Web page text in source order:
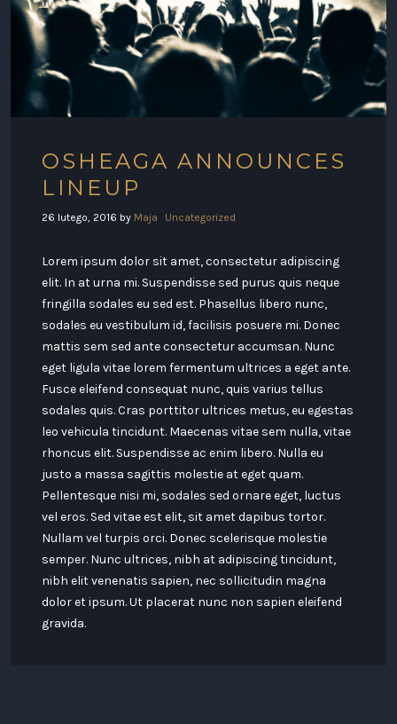
OSHEAGA ANNOUNCES
LINEUP
26 lutego, 2016 by Maja Uncategorized
Lorem ipsum dolor sit amet, consectetur adipiscing
elit. In at urna mi. Suspendisse sed purus quis neque
fringilla sodales eu sed est. Phasellus libero nunc,
sodales eu vestibulum id, facilisis posuere mi. Donec
mattis sem sed ante consectetur accumsan. Nunc
eget ligula vitae lorem fermentum ultrices a eget ante.
Fusce eleifend consequat nunc, quis varius tellus
sodales quis. Cras porttitor ultrices metus, eu egestas
leo vehicula tincidunt. Maecenas vitae sem nulla, vitae
rhoncus elit. Suspendisse ac enim libero. Nulla eu
justo a massa sagittis molestie at eget quam.
Pellentesque nisi mi, sodales sed ornare eget, luctus
vel eros. Sed vitae est elit, sit amet dapibus tortor.
Nullam vel turpis orci. Donec scelerisque molestie
semper. Nunc ultrices, nibh at adipiscing tincidunt,
nibh elit venenatis sapien, nec sollicitudin magna
dolor et ipsum. Ut placerat nunc non sapien eleifend
gravida.